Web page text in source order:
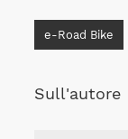
e-Road Bike
Sull'autore